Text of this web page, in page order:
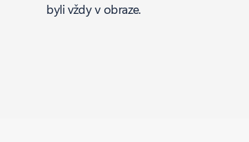
byli vždy v obraze.